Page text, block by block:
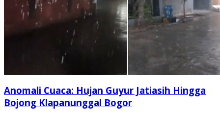
Anomali Cuaca: Hujan Guyur Jatiasih Hingga
Bojong Klapanunggal Bogor